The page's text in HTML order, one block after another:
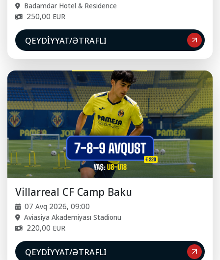
Badamdar Hotel & Residence
250,00 EUR
QEYDIYYAT/ƏTRAFLI
Villarreal CF Camp Baku
07 Avq 2026, 09:00
Aviasiya Akademiyası Stadionu
220,00 EUR
QEYDIYYAT/ƏTRAFLI